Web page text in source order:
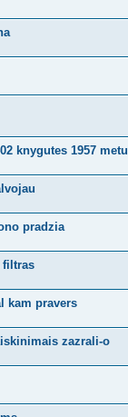
knygutes 1957 metu
pradzia
filtras
kam pravers
zazrali-o